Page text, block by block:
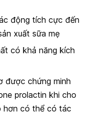
động tích cực đến
xuất sữa mẹ
có khả năng kích
được chứng minh
prolactin khi cho
hơn có thể có tác